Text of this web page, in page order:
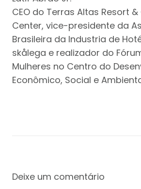
CEO do Terras Altas Resort
Center, vice-presidente da
Brasileira da Industria de
skålega e realizador do
Mulheres no Centro do
Econômico, Social e
Deixe um comentário